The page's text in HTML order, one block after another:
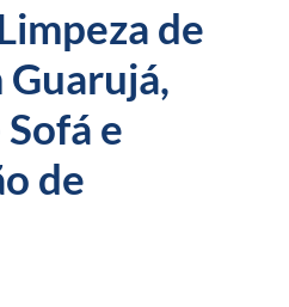
de
Guarujá,
e
de